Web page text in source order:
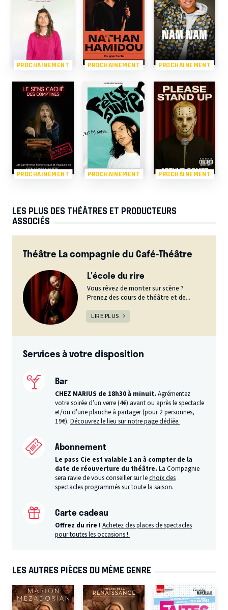
PROCHAINEMENT PROCHAINEMENT PROCHAINEMENT
PROCHAINEMENT PROCHAINEMENT PROCHAINEMENT
LES PLUS DES THÉÂTRES ET PRODUCTEURS
ASSOCIÉS
Théâtre La compagnie du Café-Théâtre
L'école du rire
Vous rêvez de monter sur scène ?
Prenez des cours de théâtre et de...
LIRE PLUS
Services à votre disposition
Bar
CHEZ MARIUS de 18h30 à minuit.Agrémentez
votre soirée d’un verre (4€) avant ou après le spectacle
et/ou d’une planche à partager (pour 2 personnes,
19€).Découvrez le lieu sur notre page dédiée.
Abonnement
Le pass Cie est valable 1 an à compter de la
date de réouverture du théâtre.La Compagnie
sera ravie de vous conseiller sur lechoix des
spectacles programmés sur toute la saison.
Carte cadeau
Offrez du rire ! Achetez des places de spectacles
pour toutes les occasions !
LES AUTRES PIÈCES DU MÊME GENRE